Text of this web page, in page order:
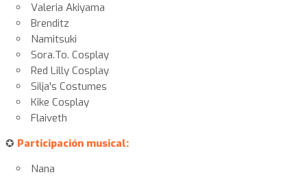
Valeria Akiyama
Brenditz
Namitsuki
Sora.To. Cosplay
Red Lilly Cosplay
Silja's Costumes
Kike Cosplay
Flaiveth
✪ Participación musical:
Nana